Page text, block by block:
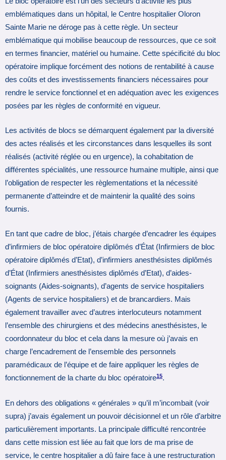
emblématiques dans un hôpital, le Centre hospitalier Oloron
Sainte Marie ne déroge pas à cette règle. Un secteur
emblématique qui mobilise beaucoup de ressources, que ce soit
en termes financier, matériel ou humaine. Cette spécificité du bloc
opératoire implique forcément des notions de rentabilité à cause
des coûts et des investissements financiers nécessaires pour
rendre le service fonctionnel et en adéquation avec les exigences
posées par les règles de conformité en vigueur.
Les activités de blocs se démarquent également par la diversité
des actes réalisés et les circonstances dans lesquelles ils sont
réalisés (activité réglée ou en urgence), la cohabitation de
différentes spécialités, une ressource humaine multiple, ainsi que
l’obligation de respecter les règlementations et la nécessité
permanente d’atteindre et de maintenir la qualité des soins
fournis.
En tant que cadre de bloc, j’étais chargée d’encadrer les équipes
d’infirmiers de bloc opératoire diplômés d’État (Infirmiers de bloc
opératoire diplômés d’Etat), d’infirmiers anesthésistes diplômés
d’État (Infirmiers anesthésistes diplômés d’Etat), d’aides-
soignants (Aides-soignants), d’agents de service hospitaliers
(Agents de service hospitaliers) et de brancardiers. Mais
également travailler avec d’autres interlocuteurs notamment
l’ensemble des chirurgiens et des médecins anesthésistes, le
coordonnateur du bloc et cela dans la mesure où j’avais en
charge l’encadrement de l’ensemble des personnels
paramédicaux de l’équipe et de faire appliquer les règles de
fonctionnement de la charte du bloc opératoire15.
En dehors des obligations « générales » qu’il m’incombait (voir
supra) j’avais également un pouvoir décisionnel et un rôle d’arbitre
particulièrement importants. La principale difficulté rencontrée
dans cette mission est liée au fait que lors de ma prise de
service, le centre hospitalier a dû faire face à une restructuration